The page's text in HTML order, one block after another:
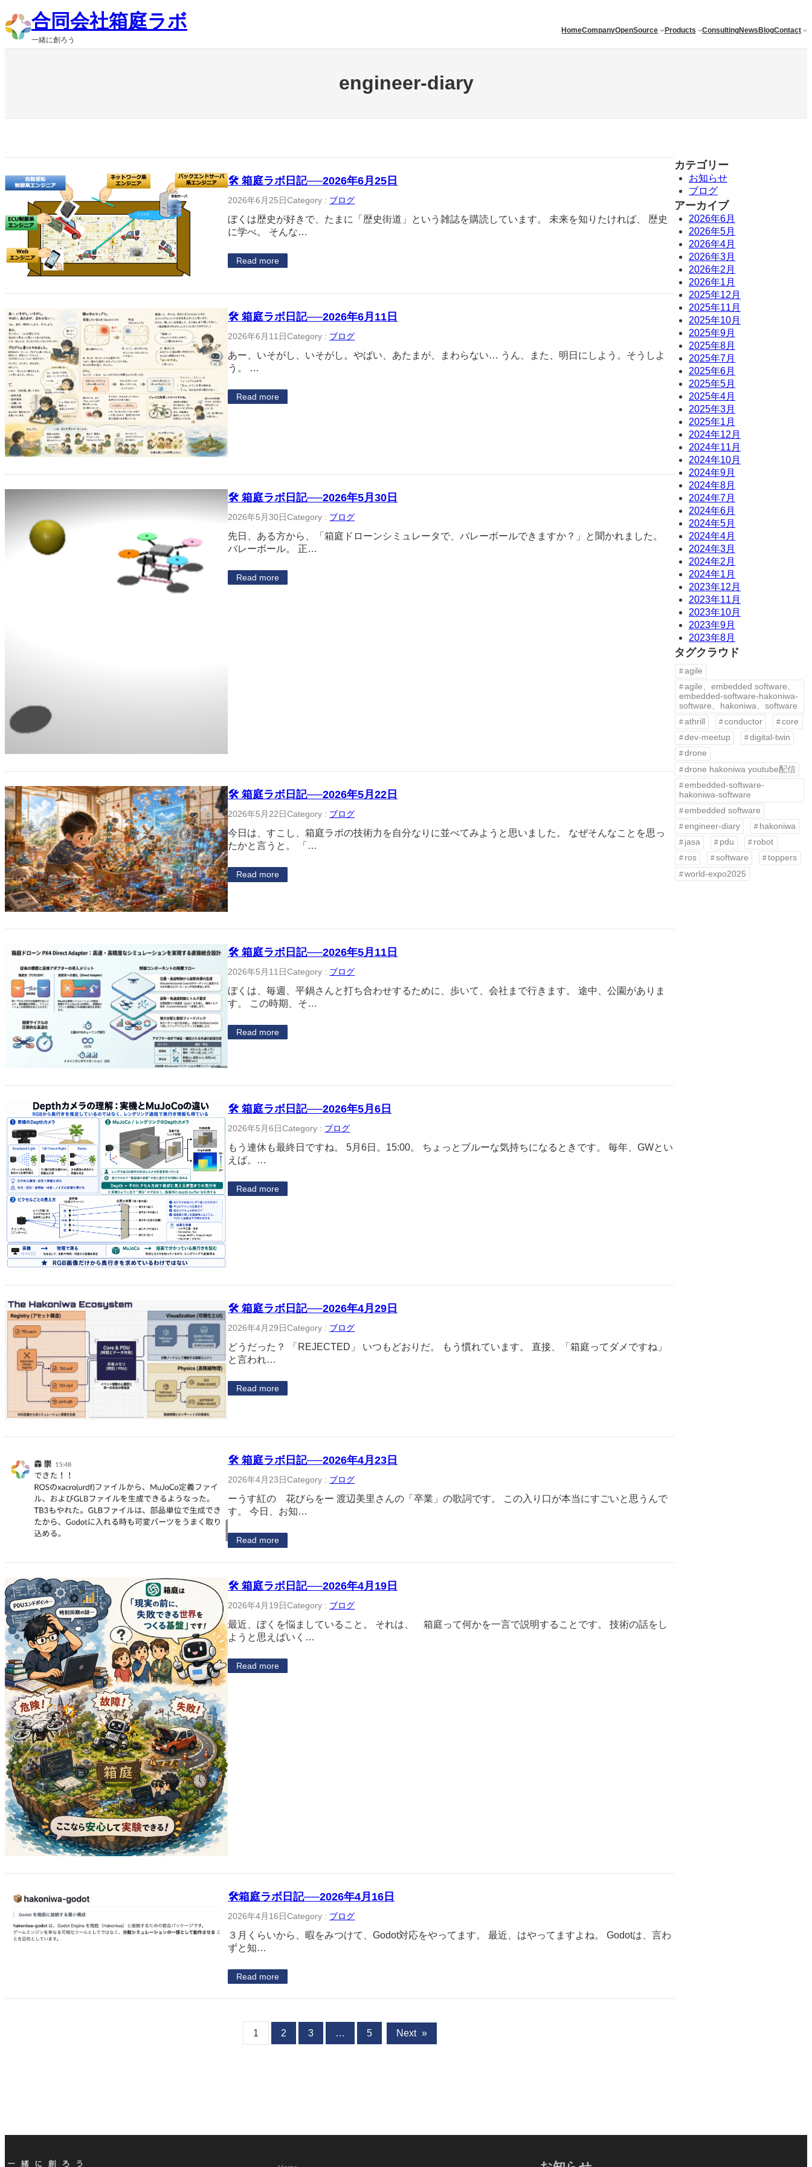
容
を
ス
合同会社箱庭ラボ
一緒に創ろう
HomeCompanyOpenSource Products ConsultingNews BlogContact
engineer-diary
🛠 箱庭ラボ日記──2026年6月25日
2026年6月25日Category : ブログ
ぼくは歴史が好きで、たまに「歴史街道」という雑誌を購読しています。 未来を知りたければ、 歴史
に学べ。 そんな…
Read more
🛠 箱庭ラボ日記──2026年6月11日
2026年6月11日Category : ブログ
あー、いそがし、いそがし。やばい、あたまが、まわらない… うん、また、明日にしよう。そうしよ
う。 …
Read more
🛠 箱庭ラボ日記──2026年5月30日
2026年5月30日Category : ブログ
先日、ある方から、「箱庭ドローンシミュレータで、バレーボールできますか？」と聞かれました。
バレーボール。 正…
Read more
🛠 箱庭ラボ日記──2026年5月22日
2026年5月22日Category : ブログ
今日は、すこし、箱庭ラボの技術力を自分なりに並べてみようと思いました。 なぜそんなことを思っ
たかと言うと。 「…
Read more
🛠 箱庭ラボ日記──2026年5月11日
2026年5月11日Category : ブログ
ぼくは、毎週、平鍋さんと打ち合わせするために、歩いて、会社まで行きます。 途中、公園がありま
す。 この時期、そ…
Read more
🛠 箱庭ラボ日記──2026年5月6日
2026年5月6日Category : ブログ
もう連休も最終日ですね。 5月6日。15:00。 ちょっとブルーな気持ちになるときです。 毎年、GWとい
えば。…
Read more
🛠 箱庭ラボ日記──2026年4月29日
2026年4月29日Category : ブログ
どうだった？ 「REJECTED」 いつもどおりだ。 もう慣れています。 直接、「箱庭ってダメですね」
と言われ…
Read more
🛠 箱庭ラボ日記──2026年4月23日
2026年4月23日Category : ブログ
ーうす紅の 花びらをー 渡辺美里さんの「卒業」の歌詞です。 この入り口が本当にすごいと思うんで
す。 今日、お知…
Read more
🛠 箱庭ラボ日記──2026年4月19日
2026年4月19日Category : ブログ
最近、ぼくを悩ましていること。 それは、 箱庭って何かを一言で説明することです。 技術の話をし
ようと思えばいく…
Read more
🛠箱庭ラボ日記──2026年4月16日
2026年4月16日Category : ブログ
３月くらいから、暇をみつけて、Godot対応をやってます。 最近、はやってますよね。 Godotは、言わ
ずと知…
Read more
1 2 3 … 5 Next »
カテゴリー
お知らせ
ブログ
アーカイブ
2026年6月
2026年5月
2026年4月
2026年3月
2026年2月
2026年1月
2025年12月
2025年11月
2025年10月
2025年9月
2025年8月
2025年7月
2025年6月
2025年5月
2025年4月
2025年3月
2025年1月
2024年12月
2024年11月
2024年10月
2024年9月
2024年8月
2024年7月
2024年6月
2024年5月
2024年4月
2024年3月
2024年2月
2024年1月
2023年12月
2023年11月
2023年10月
2023年9月
2023年8月
タグクラウド
agile
agile、embedded software、
embedded-software-hakoniwa-
software、hakoniwa、software
athrill
conductor
core
dev-meetup
digital-twin
drone
drone hakoniwa youtube配信
embedded-software-
hakoniwa-software
embedded software
engineer-diary
hakoniwa
jasa
pdu
robot
ros
software
toppers
world-expo2025